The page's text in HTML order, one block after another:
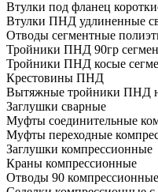
Втулки под фланец
Втулки ПНД удлиненные
Отводы сегментные
Тройники ПНД 90гр
Тройники ПНД косые
Крестовины ПНД
Вытяжные тройники ПНД
Заглушки сварные
Муфты соединительные
Муфты переходные
Заглушки компрессионные
Краны компрессионные
Отводы 90 компрессионные